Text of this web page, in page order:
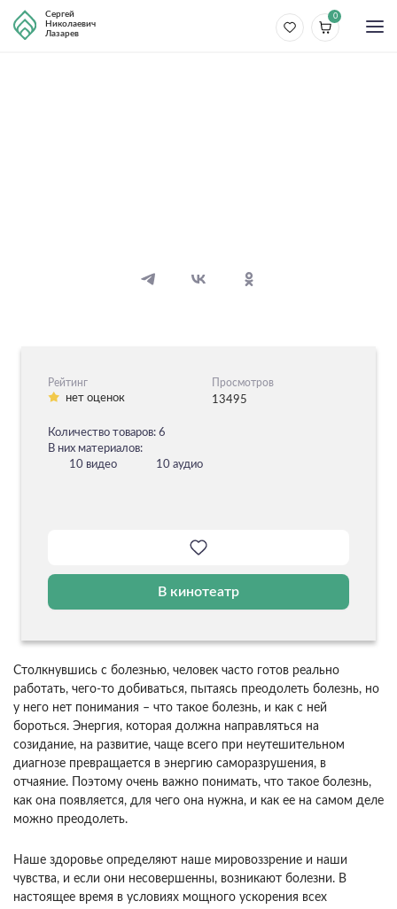
Сергей
Николаевич
Лазарев
0
Рейтинг
нет оценок
Просмотров
13495
Количество товаров: 6
В них материалов:
10 видео
10 аудио
В кинотеатр
Столкнувшись с болезнью, человек часто готов реально
работать, чего-то добиваться, пытаясь преодолеть болезнь, но
у него нет понимания – что такое болезнь, и как с ней
бороться. Энергия, которая должна направляться на
созидание, на развитие, чаще всего при неутешительном
диагнозе превращается в энергию саморазрушения, в
отчаяние. Поэтому очень важно понимать, что такое болезнь,
как она появляется, для чего она нужна, и как ее на самом деле
можно преодолеть.
Наше здоровье определяют наше мировоззрение и наши
чувства, и если они несовершенны, возникают болезни. В
настоящее время в условиях мощного ускорения всех